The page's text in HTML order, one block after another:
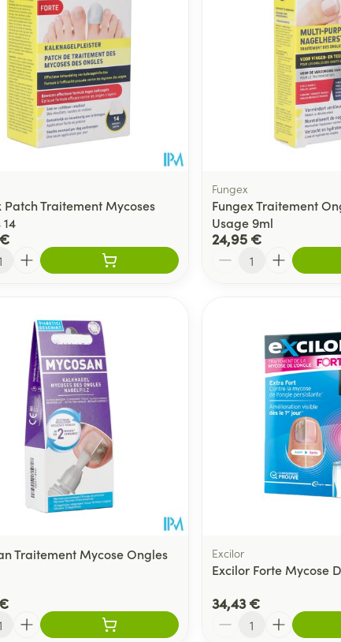
Patch Traitement Mycoses
Fungex
Fungex Traitement
Usage 9ml
24,95 €
Quantité
Traitement Mycose Ongles
Excilor
Excilor Forte Mycose
34,43 €
Quantité